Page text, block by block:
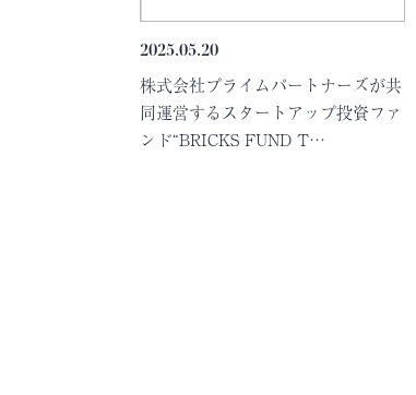
2025.05.20
株式会社プライムパートナーズが共
同運営するスタートアップ投資ファ
ンド“BRICKS FUND T…